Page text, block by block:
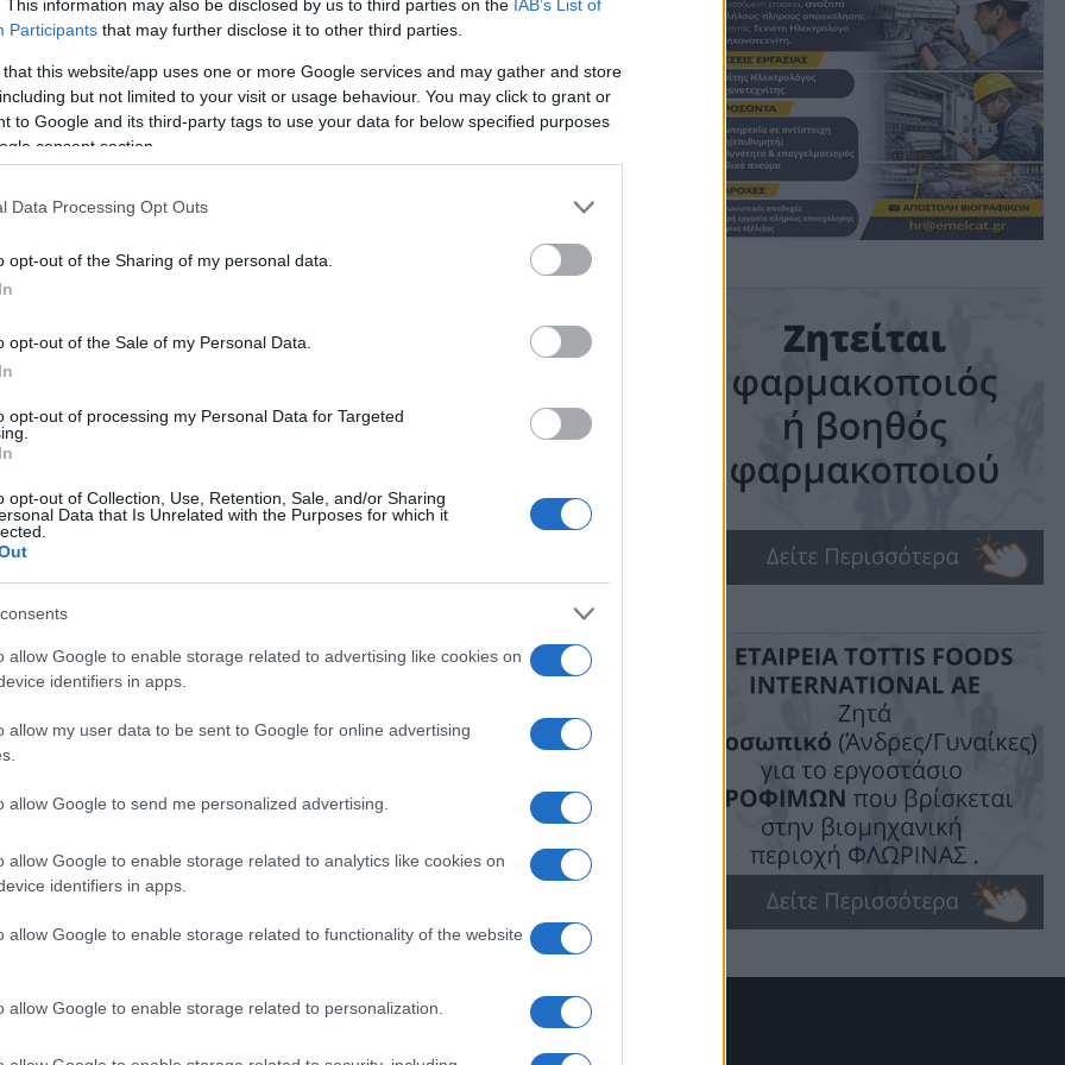
This information may also be disclosed by us to third parties on the IAB’s List of
Participants that may further disclose it to other third parties.
that this website/app uses one or more Google services and may gather and store
but not limited to your visit or usage behaviour. You may click to grant or
to Google and its third-party tags to use your data for below specified purposes
consent section.
Data Processing Opt Outs
opt-out of the Sharing of my personal data.
opt-out of the Sale of my Personal Data.
opt-out of processing my Personal Data for Targeted
opt-out of Collection, Use, Retention, Sale, and/or Sharing
Data that Is Unrelated with the Purposes for which it
allow Google to enable storage related to advertising like cookies on
identifiers in apps.
allow my user data to be sent to Google for online advertising
allow Google to send me personalized advertising.
allow Google to enable storage related to analytics like cookies on
identifiers in apps.
allow Google to enable storage related to functionality of the website
allow Google to enable storage related to personalization.
Κέντρου
στη
των εργαζομένων στο συλλαλητήριο στη Δ.Ε.Θ. το